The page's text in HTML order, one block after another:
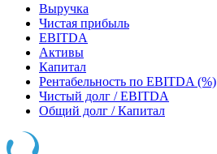
Выручка
Чистая прибыль
EBITDA
Активы
Капитал
Рентабельность по EBITDA (%)
Чистый долг / EBITDA
Общий долг / Капитал